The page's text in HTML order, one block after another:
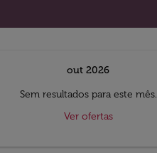
out 2026
Sem resultados para este mês.
Ver ofertas